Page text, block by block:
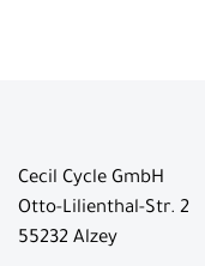
Cecil Cycle GmbH
Otto-Lilienthal-Str. 2
55232 Alzey